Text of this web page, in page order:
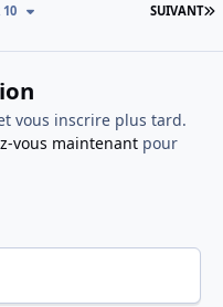
SUIVANT
10
vous inscrire plus tard.
vous maintenantpour